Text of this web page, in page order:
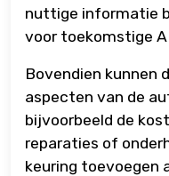
nuttige informatie
voor toekomstige
Bovendien kunnen
aspecten van de
bijvoorbeeld de
reparaties of
keuring toevoegen